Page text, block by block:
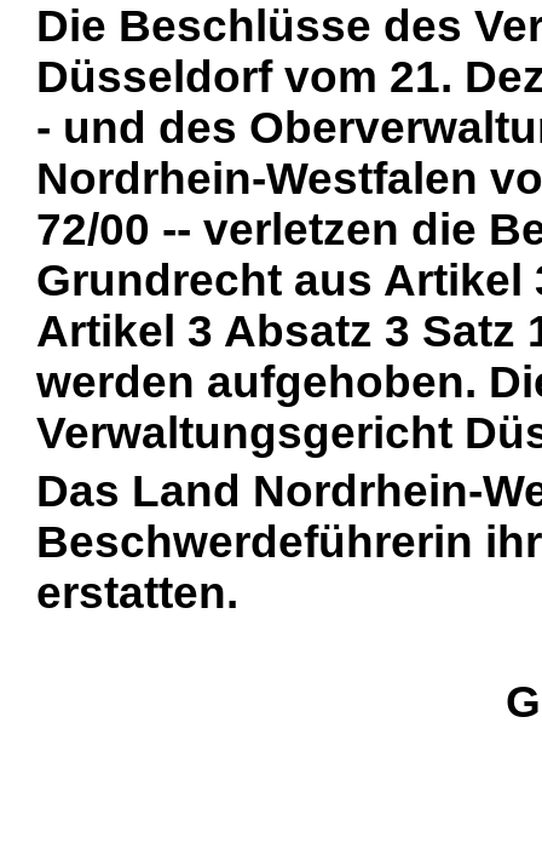
Die Beschlüsse des
Düsseldorf vom 21.
- und des
Nordrhein-Westfalen
72/00 -- verletzen die
Grundrecht aus Artikel
Artikel 3 Absatz 3 Satz
werden aufgehoben.
Verwaltungsgericht
Das Land Nordrhein-
Beschwerdeführerin
erstatten.